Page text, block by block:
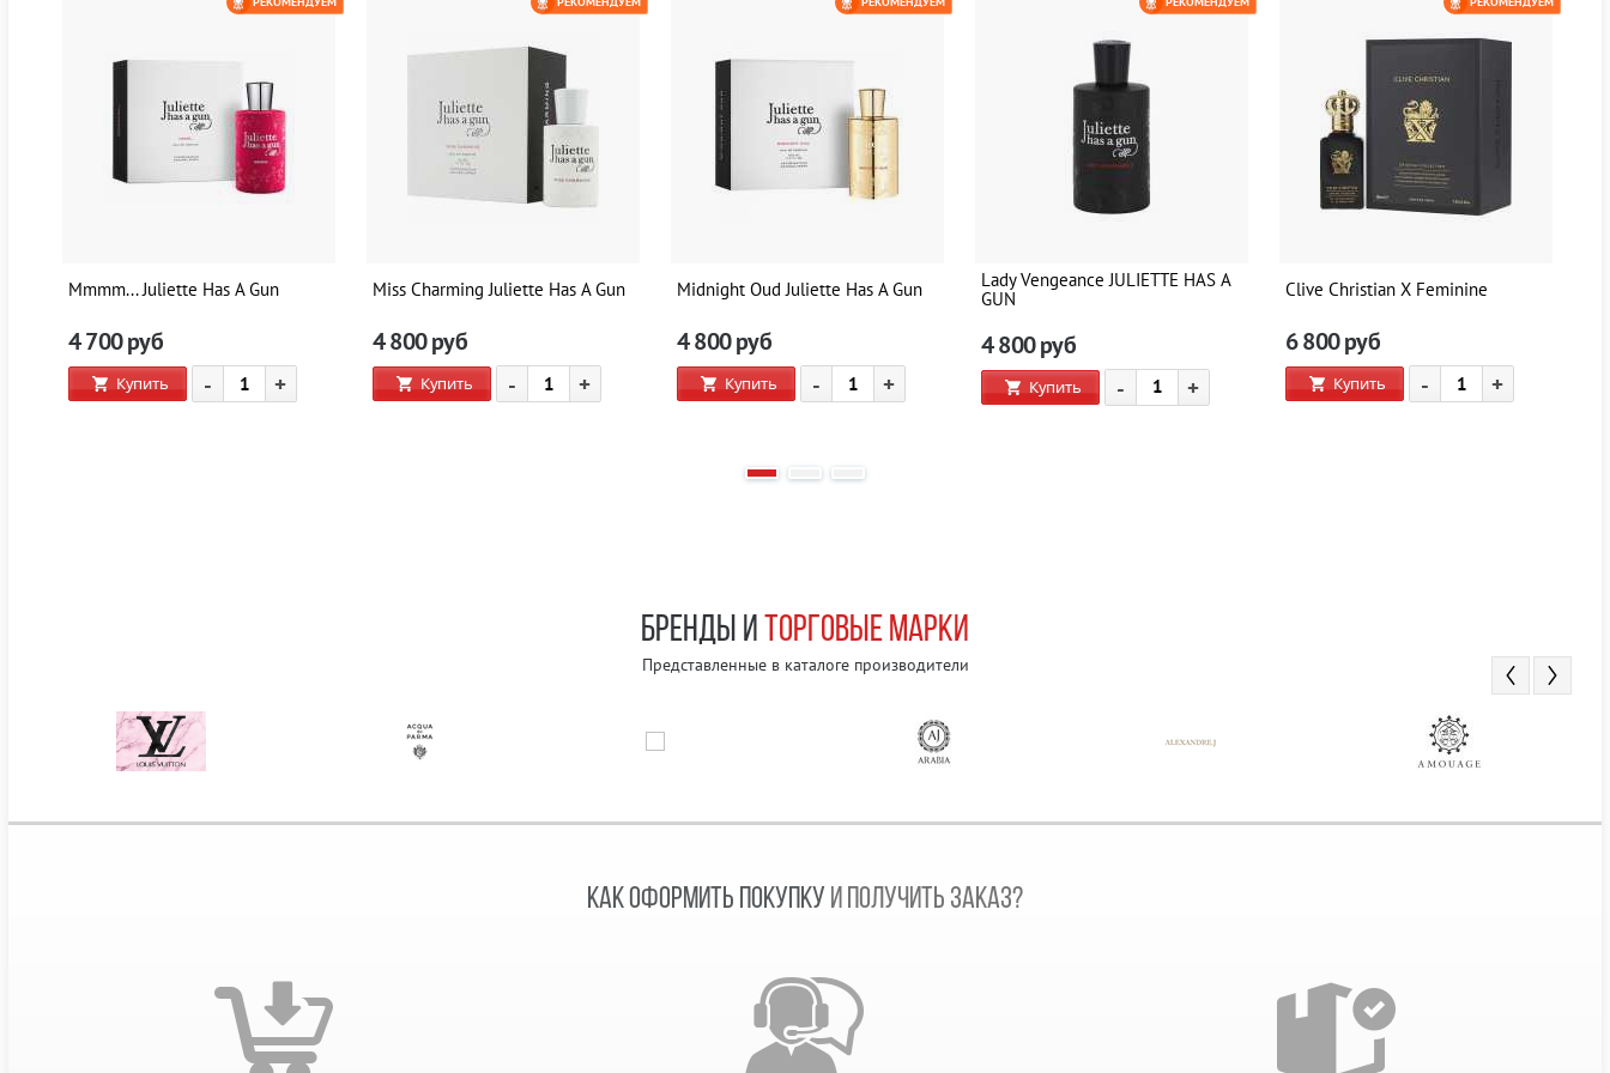
Mmmm... Juliette Has A Gun
4 700руб
Купить - +
Miss Charming Juliette Has A Gun
4 800руб
Купить - +
Midnight Oud Juliette Has A Gun
4 800руб
Купить - +
Lady Vengeance JULIETTE HAS A
GUN
4 800руб
Купить - +
Clive Christian X Feminine
6 800руб
Купить - +
БРЕНДЫ И ТОРГОВЫЕ МАРКИ
Представленные в каталоге производители
КАК ОФОРМИТЬ ПОКУПКУ И ПОЛУЧИТЬ ЗАКАЗ?